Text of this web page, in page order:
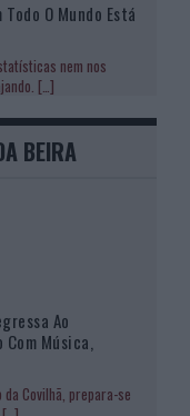
O Mundo Está
nem nos
[…]
BEIRA
Ao
Música,
Covilhã, prepara-se